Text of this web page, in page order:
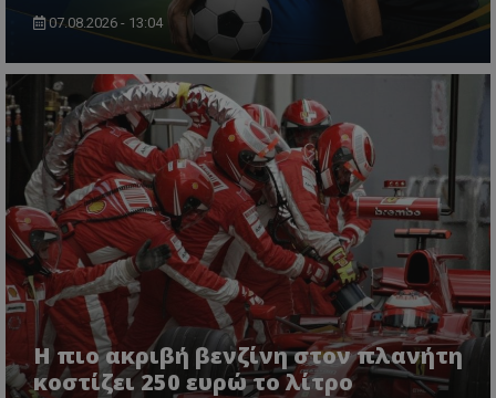
07.08.2026 - 13:04
Η πιο ακριβή βενζίνη στον πλανήτη
κοστίζει 250 ευρώ το λίτρο